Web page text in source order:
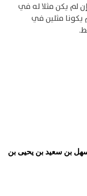
لم يكن مثلا له في
يكونا مثلين في
بن سعيد بن يحيى بن